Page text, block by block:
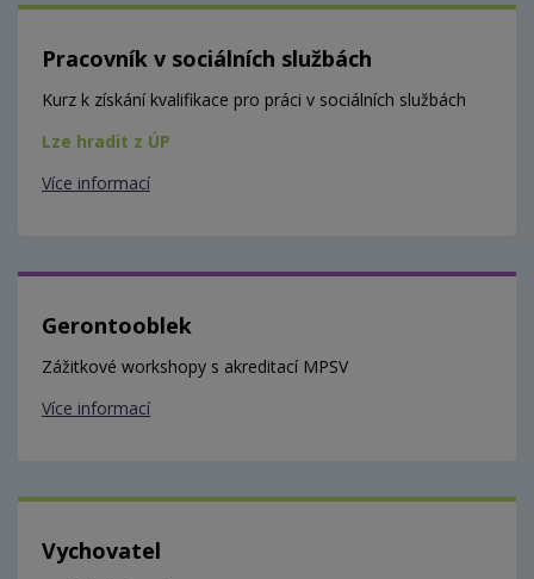
Pracovník v sociálních službách
Kurz k získání kvalifikace pro práci v sociálních službách
Lze hradit z ÚP
Více informací
Gerontooblek
Zážitkové workshopy s akreditací MPSV
Více informací
Vychovatel